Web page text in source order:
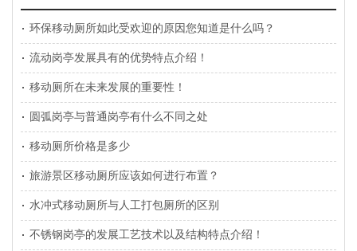
环保移动厕所如此受欢迎的原因您知道是什么吗？
流动岗亭发展具有的优势特点介绍！
移动厕所在未来发展的重要性！
圆弧岗亭与普通岗亭有什么不同之处
移动厕所价格是多少
旅游景区移动厕所应该如何进行布置？
水冲式移动厕所与人工打包厕所的区别
不锈钢岗亭的发展工艺技术以及结构特点介绍！